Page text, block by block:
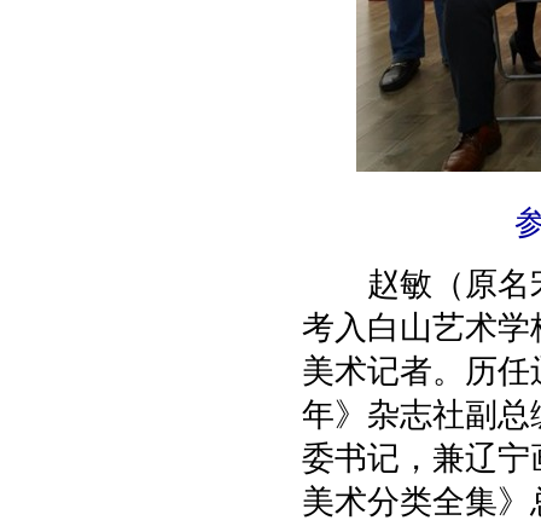
赵敏（原名宋
考入白山艺术
美术记者。历
年》杂志社副
委书记，兼辽
美术分类全集